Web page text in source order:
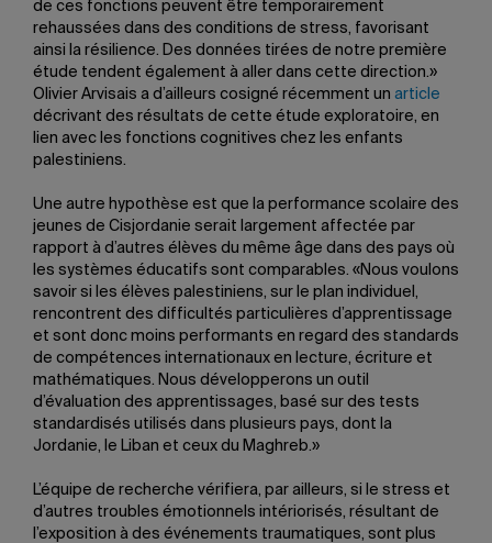
de ces fonctions peuvent être temporairement
rehaussées dans des conditions de stress, favorisant
ainsi la résilience. Des données tirées de notre première
étude tendent également à aller dans cette direction.»
Olivier Arvisais a d’ailleurs cosigné récemment un article
décrivant des résultats de cette étude exploratoire, en
lien avec les fonctions cognitives chez les enfants
palestiniens.
Une autre hypothèse est que la performance scolaire des
jeunes de Cisjordanie serait largement affectée par
rapport à d’autres élèves du même âge dans des pays où
les systèmes éducatifs sont comparables. «Nous voulons
savoir si les élèves palestiniens, sur le plan individuel,
rencontrent des difficultés particulières d’apprentissage
et sont donc moins performants en regard des standards
de compétences internationaux en lecture, écriture et
mathématiques. Nous développerons un outil
d’évaluation des apprentissages, basé sur des tests
standardisés utilisés dans plusieurs pays, dont la
Jordanie, le Liban et ceux du Maghreb.»
L’équipe de recherche vérifiera, par ailleurs, si le stress et
d’autres troubles émotionnels intériorisés, résultant de
l’exposition à des événements traumatiques, sont plus